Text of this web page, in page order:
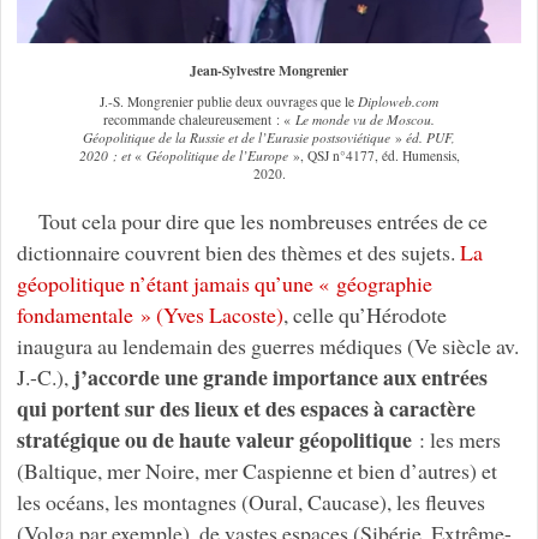
Jean-Sylvestre Mongrenier
J.-S. Mongrenier publie deux ouvrages que le Diploweb.com
recommande chaleureusement : « Le monde vu de Moscou.
Géopolitique de la Russie et de l’Eurasie postsoviétique » éd. PUF,
2020 ; et « Géopolitique de l’Europe», QSJ n°4177, éd. Humensis,
2020.
Tout cela pour dire que les nombreuses entrées de ce
dictionnaire couvrent bien des thèmes et des sujets. La
géopolitique n’étant jamais qu’une « géographie
fondamentale » (Yves Lacoste), celle qu’Hérodote
inaugura au lendemain des guerres médiques (Ve siècle av.
J.-C.), j’accorde une grande importance aux entrées
qui portent sur des lieux et des espaces à caractère
stratégique ou de haute valeur géopolitique: les mers
(Baltique, mer Noire, mer Caspienne et bien d’autres) et
les océans, les montagnes (Oural, Caucase), les fleuves
(Volga par exemple), de vastes espaces (Sibérie, Extrême-